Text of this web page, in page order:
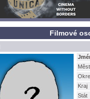
Filmové
Kraj
Stát